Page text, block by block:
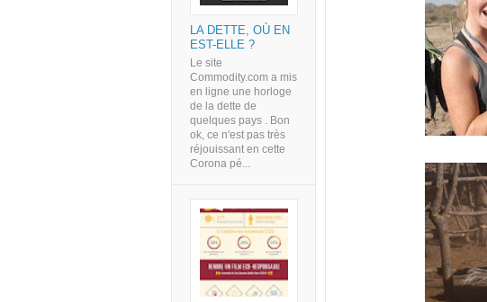
LA DETTE, OÙ EN
EST-ELLE ?
Le site
Commodity.com a mis
en ligne une horloge
de la dette de
quelques pays . Bon
ok, ce n'est pas très
réjouissant en cette
Corona pé...